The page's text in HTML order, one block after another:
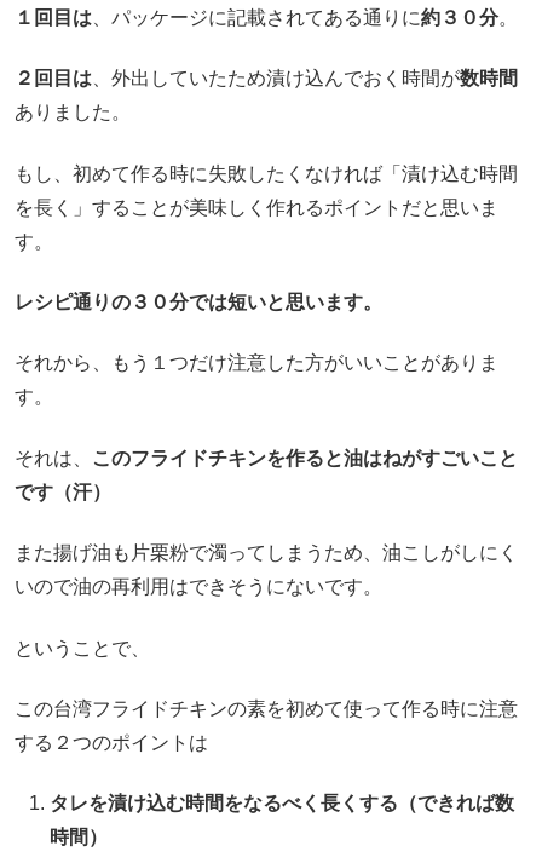
１回目は 、パッケージに記載されてある通りに約３０分。
２回目は 、外出していたため漬け込んでおく時間が数時間
ありました。
もし、初めて作る時に失敗したくなければ「漬け込む時間
を長く」することが美味しく作れるポイントだと思いま
す。
レシピ通りの３０分では短いと思います。
それから、もう１つだけ注意した方がいいことがありま
す。
それは、
このフライドチキンを作ると油はねがすごいこと
です（汗）
また揚げ油も片栗粉で濁ってしまうため、油こしがしにく
いので油の再利用はできそうにないです。
ということで、
この台湾フライドチキンの素を初めて使って作る時に注意
する２つのポイントは
タレを漬け込む時間をなるべく長くする（できれば数
時間）